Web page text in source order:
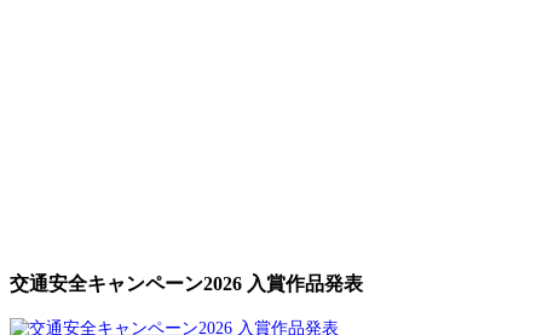
交通安全キャンペーン2026 入賞作品発表